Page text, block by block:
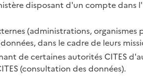
disposant d'un compte
(administrations,
dans le cadre de leurs
de certaines autorités CITES
(consultation des données).